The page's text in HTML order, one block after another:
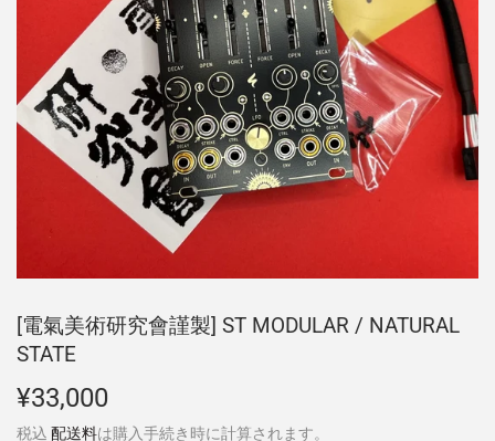
[電氣美術研究會謹製] ST MODULAR / NATURAL
STATE
¥33,000
税込 配送料は購入手続き時に計算されます。